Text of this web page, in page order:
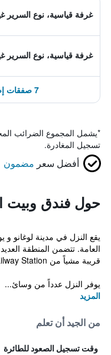
غرفة قياسية، نوع السرير
غرفة قياسية، نوع السرير
7 صفقات إضافية ابتداءً من 570 ﷼
*يشمل المجموع الضرائب
تسجيل المغادرة.
أفضل سعر مضمون
حول فندق وبيت
يقع النزل في مدينة لوغانو
العامة. تتضمن المنطقة
قريبة مشياً من Lugano Railway Station.
يوفر النزل عدداً من وسائ...
المزيد
من الجيد أن تعلم
وقت تسجيل الصعود للطائرة